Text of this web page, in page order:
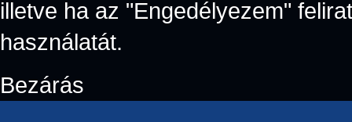
illetve ha az "Engedélyezem"
használatát.
Bezárás